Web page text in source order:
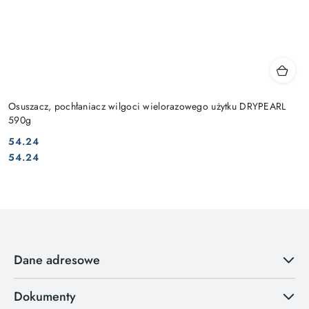
Osuszacz, pochłaniacz wilgoci wielorazowego użytku DRYPEARL
590g
Cena:
54.24
Cena:
54.24
Dane adresowe
Dokumenty